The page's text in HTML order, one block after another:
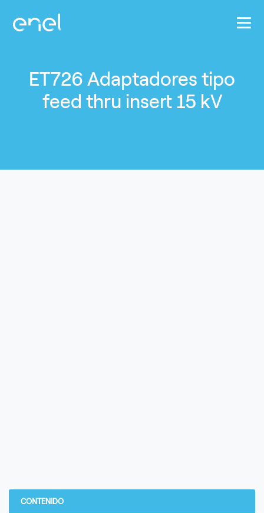
ET726 Adaptadores tipo
feed thru insert 15 kV
CONTENIDO